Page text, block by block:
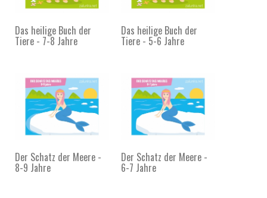
Das heilige Buch der
Tiere - 7-8 Jahre
Das heilige Buch der
Tiere - 5-6 Jahre
Der Schatz der Meere -
8-9 Jahre
Der Schatz der Meere -
6-7 Jahre